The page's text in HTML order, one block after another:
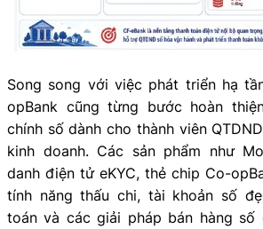
Song song với việc phát triển hạ
opBank cũng từng bước hoàn
chính số dành cho thành viên
kinh doanh. Các sản phẩm như
danh điện tử eKYC, thẻ chip Co-
tính năng thấu chi, tài khoản số
toán và các giải pháp bán hàng số